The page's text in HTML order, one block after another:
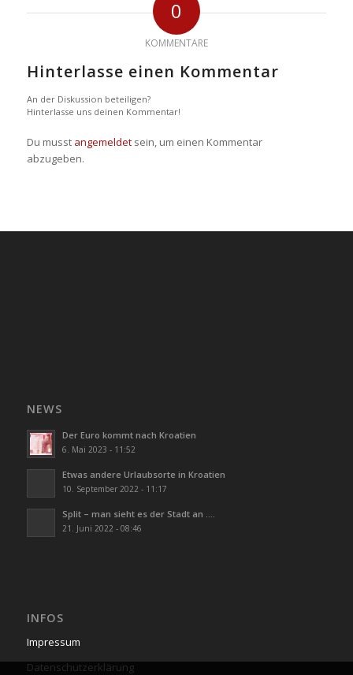
0
KOMMENTARE
Hinterlasse einen Kommentar
An der Diskussion beteiligen?
Hinterlasse uns deinen Kommentar!
Du musst angemeldetsein, um einen Kommentar
abzugeben.
NEWS
Der Euro kommt nach Kroatien
6. Mai 2023 - 11:52
Etwas andere Urlaubsorte in Kroatien
10. September 2022 - 11:17
Split – man sieht es der Stadt an ….
21. Juni 2022 - 08:46
INFOS
Impressum
Datenschutzerklärung